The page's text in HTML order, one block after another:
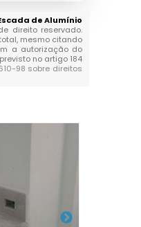
de Alumínio
direito reservado.
mesmo citando
a autorização do
no artigo 184
98 sobre direitos